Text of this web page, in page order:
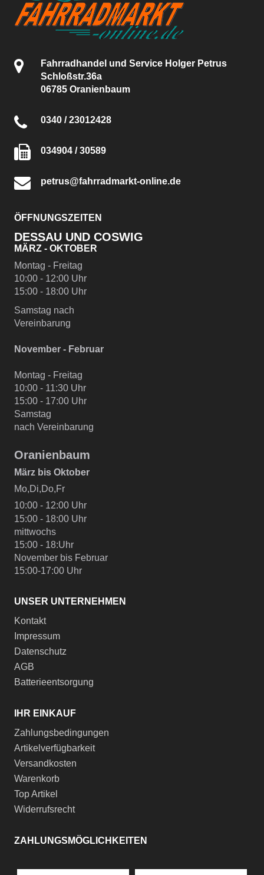
Fahrradhandel und Service Holger Petrus
Schloßstr.36a
06785 Oranienbaum
0340 / 23012428
034904 / 30589
petrus@fahrradmarkt-online.de
ÖFFNUNGSZEITEN
DESSAU UND COSWIG
MÄRZ - OKTOBER
Montag - Freitag
10:00 - 12:00 Uhr
15:00 - 18:00 Uhr
Samstag nach
Vereinbarung
November - Februar
Montag - Freitag
10:00 - 11:30 Uhr
15:00 - 17:00 Uhr
Samstag
nach Vereinbarung
Oranienbaum
März bis Oktober
Mo,Di,Do,Fr
10:00 - 12:00 Uhr
15:00 - 18:00 Uhr
mittwochs
15:00 - 18:Uhr
November bis Februar
15:00-17:00 Uhr
UNSER UNTERNEHMEN
Kontakt
Impressum
Datenschutz
AGB
Batterieentsorgung
IHR EINKAUF
Zahlungsbedingungen
Artikelverfügbarkeit
Versandkosten
Warenkorb
Top Artikel
Widerrufsrecht
ZAHLUNGSMÖGLICHKEITEN